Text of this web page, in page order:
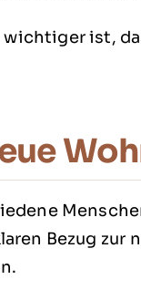
ist,
Bezug zur